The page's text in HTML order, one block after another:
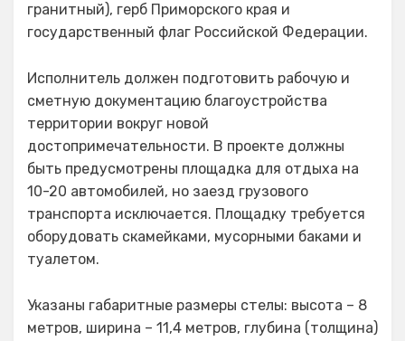
гранитный), герб Приморского края и
государственный флаг Российской Федерации.
Исполнитель должен подготовить рабочую и
сметную документацию благоустройства
территории вокруг новой
достопримечательности. В проекте должны
быть предусмотрены площадка для отдыха на
10-20 автомобилей, но заезд грузового
транспорта исключается. Площадку требуется
оборудовать скамейками, мусорными баками и
туалетом.
Указаны габаритные размеры стелы: высота – 8
метров, ширина – 11,4 метров, глубина (толщина)